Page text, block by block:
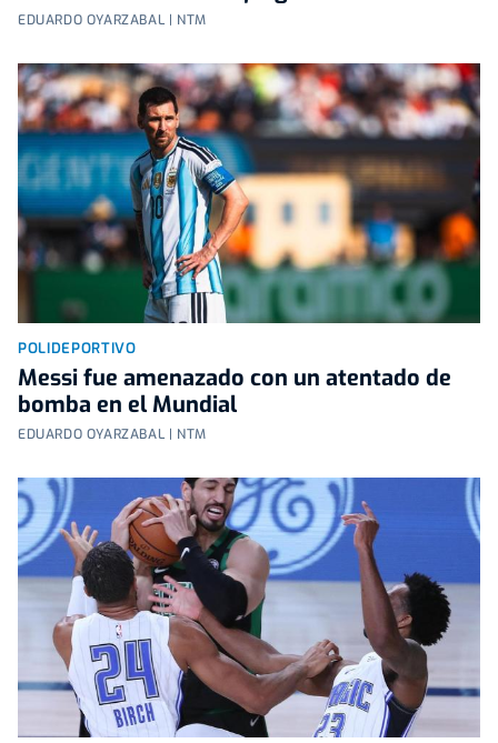
EDUARDO OYARZABAL | NTM
POLIDEPORTIVO
Messi fue amenazado con un atentado de
bomba en el Mundial
EDUARDO OYARZABAL | NTM